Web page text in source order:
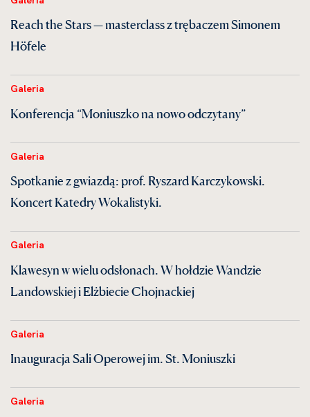
Reach the Stars — masterclass z trębaczem Simonem
Höfele
Galeria
Konferencja “Moniuszko na nowo odczytany”
Galeria
Spotkanie z gwiazdą: prof. Ryszard Karczykowski.
Koncert Katedry Wokalistyki.
Galeria
Klawesyn w wielu odsłonach. W hołdzie Wandzie
Landowskiej i Elżbiecie Chojnackiej
Galeria
Inauguracja Sali Operowej im. St. Moniuszki
Galeria